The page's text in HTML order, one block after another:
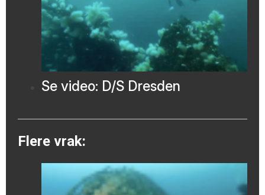
Se video: D/S Dresden
Flere vrak: